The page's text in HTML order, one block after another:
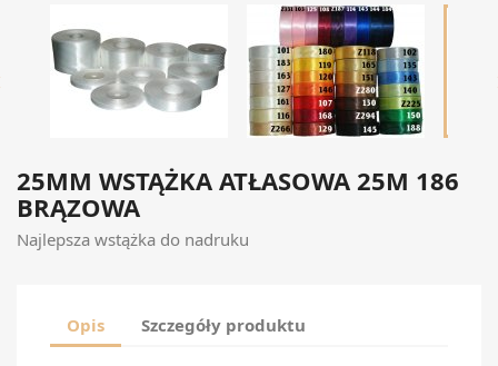
25MM WSTĄŻKA ATŁASOWA 25M 186
BRĄZOWA
Najlepsza wstążka do nadruku
Opis Szczegóły produktu